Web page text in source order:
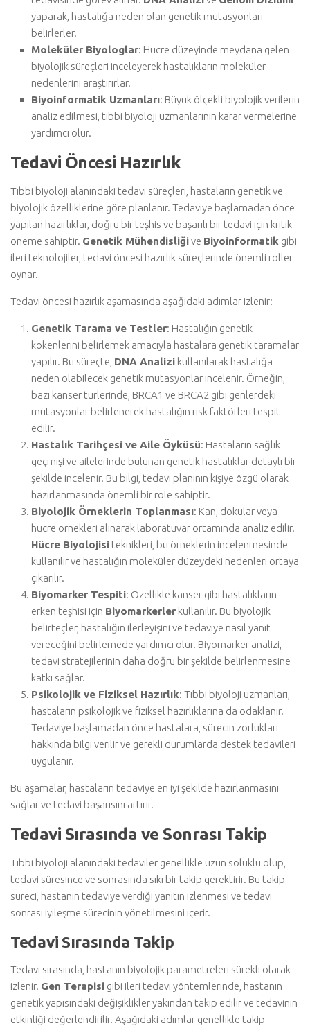
yaparak, hastalığa neden olan genetik mutasyonları
belirlerler.
Moleküler Biyologlar: Hücre düzeyinde meydana gelen
biyolojik süreçleri inceleyerek hastalıkların moleküler
nedenlerini araştırırlar.
Biyoinformatik Uzmanları: Büyük ölçekli biyolojik verilerin
analiz edilmesi, tıbbi biyoloji uzmanlarının karar vermelerine
yardımcı olur.
Tedavi Öncesi Hazırlık
Tıbbi biyoloji alanındaki tedavi süreçleri, hastaların genetik ve
biyolojik özelliklerine göre planlanır. Tedaviye başlamadan önce
yapılan hazırlıklar, doğru bir teşhis ve başarılı bir tedavi için kritik
öneme sahiptir. Genetik Mühendisliğive Biyoinformatik gibi
ileri teknolojiler, tedavi öncesi hazırlık süreçlerinde önemli roller
oynar.
Tedavi öncesi hazırlık aşamasında aşağıdaki adımlar izlenir:
Genetik Tarama ve Testler: Hastalığın genetik
kökenlerini belirlemek amacıyla hastalara genetik taramalar
yapılır. Bu süreçte, DNA Analizi kullanılarak hastalığa
neden olabilecek genetik mutasyonlar incelenir. Örneğin,
bazı kanser türlerinde, BRCA1 ve BRCA2 gibi genlerdeki
mutasyonlar belirlenerek hastalığın risk faktörleri tespit
edilir.
Hastalık Tarihçesi ve Aile Öyküsü: Hastaların sağlık
geçmişi ve ailelerinde bulunan genetik hastalıklar detaylı bir
şekilde incelenir. Bu bilgi, tedavi planının kişiye özgü olarak
hazırlanmasında önemli bir role sahiptir.
Biyolojik Örneklerin Toplanması: Kan, dokular veya
hücre örnekleri alınarak laboratuvar ortamında analiz edilir.
Hücre Biyolojisi teknikleri, bu örneklerin incelenmesinde
kullanılır ve hastalığın moleküler düzeydeki nedenleri ortaya
çıkarılır.
Biyomarker Tespiti: Özellikle kanser gibi hastalıkların
erken teşhisi için Biyomarkerler kullanılır. Bu biyolojik
belirteçler, hastalığın ilerleyişini ve tedaviye nasıl yanıt
vereceğini belirlemede yardımcı olur. Biyomarker analizi,
tedavi stratejilerinin daha doğru bir şekilde belirlenmesine
katkı sağlar.
Psikolojik ve Fiziksel Hazırlık: Tıbbi biyoloji uzmanları,
hastaların psikolojik ve fiziksel hazırlıklarına da odaklanır.
Tedaviye başlamadan önce hastalara, sürecin zorlukları
hakkında bilgi verilir ve gerekli durumlarda destek tedavileri
uygulanır.
Bu aşamalar, hastaların tedaviye en iyi şekilde hazırlanmasını
sağlar ve tedavi başarısını artırır.
Tedavi Sırasında ve Sonrası Takip
Tıbbi biyoloji alanındaki tedaviler genellikle uzun soluklu olup,
tedavi süresince ve sonrasında sıkı bir takip gerektirir. Bu takip
süreci, hastanın tedaviye verdiği yanıtın izlenmesi ve tedavi
sonrası iyileşme sürecinin yönetilmesini içerir.
Tedavi Sırasında Takip
Tedavi sırasında, hastanın biyolojik parametreleri sürekli olarak
izlenir. Gen Terapisi gibi ileri tedavi yöntemlerinde, hastanın
genetik yapısındaki değişiklikler yakından takip edilir ve tedavinin
etkinliği değerlendirilir. Aşağıdaki adımlar genellikle takip